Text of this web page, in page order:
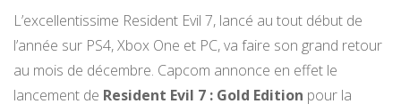
L’excellentissime Resident Evil 7, lancé au tout début de
l’année sur PS4, Xbox One et PC, va faire son grand retour
au mois de décembre. Capcom annonce en effet le
lancement de Resident Evil 7 : Gold Edition pour la